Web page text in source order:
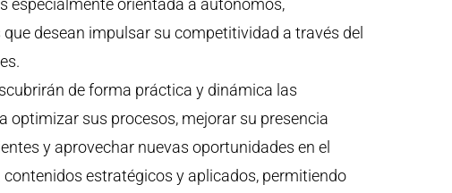
desean impulsar su competitividad a través del
de forma práctica y dinámica las
optimizar sus procesos, mejorar su presencia
y aprovechar nuevas oportunidades en el
estratégicos y aplicados, permitiendo